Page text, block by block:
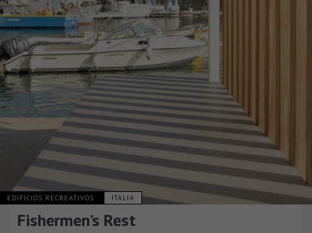
EDIFICIOS RECREATIVOS ITALIA
Fishermen’s Rest